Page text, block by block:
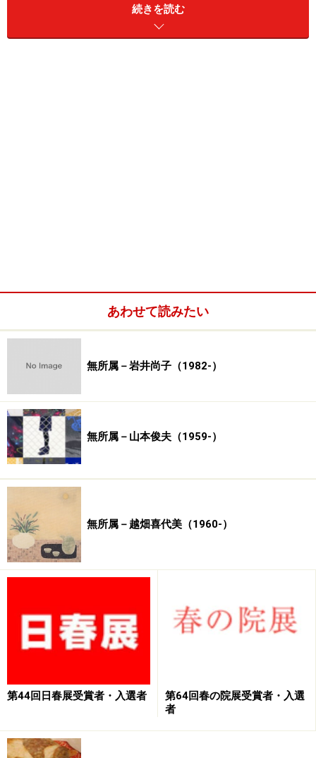
※記事内容は執筆時点のものです。最新の内容をご確認くださ
続きを読む
あわせて読みたい
無所属－岩井尚子（1982-）
無所属－山本俊夫（1959-）
無所属－越畑喜代美（1960-）
第44回日春展受賞者・入選者
第64回春の院展受賞者・入選
者